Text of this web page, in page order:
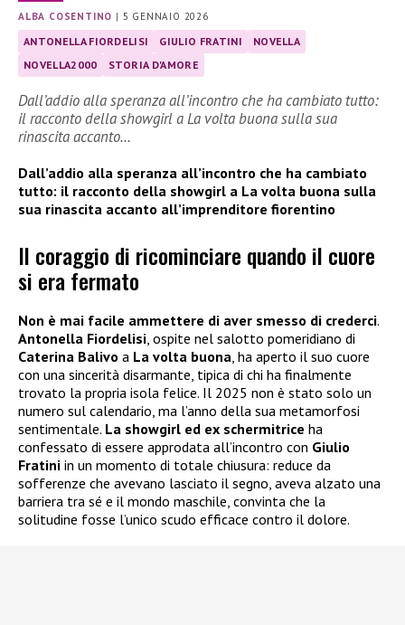
ALBA COSENTINO | 5 GENNAIO 2026
ANTONELLA FIORDELISI GIULIO FRATINI
NOVELLA
NOVELLA2000
STORIA D'AMORE
Dall’addio alla speranza all’incontro che ha cambiato tutto:
il racconto della showgirl a La volta buona sulla sua
rinascita accanto…
Dall’addio alla speranza all’incontro che ha cambiato
tutto: il racconto della showgirl a La volta buona sulla
sua rinascita accanto all’imprenditore fiorentino
Il coraggio di ricominciare quando il cuore
si era fermato
Non è mai facile ammettere di aver smesso di crederci.
Antonella Fiordelisi , ospite nel salotto pomeridiano di
Caterina Balivo a La volta buona , ha aperto il suo cuore
con una sincerità disarmante, tipica di chi ha finalmente
trovato la propria isola felice. Il 2025 non è stato solo un
numero sul calendario, ma l’anno della sua metamorfosi
sentimentale. La showgirl ed ex schermitrice ha
confessato di essere approdata all’incontro con Giulio
Fratini in un momento di totale chiusura: reduce da
sofferenze che avevano lasciato il segno, aveva alzato una
barriera tra sé e il mondo maschile, convinta che la
solitudine fosse l’unico scudo efficace contro il dolore.